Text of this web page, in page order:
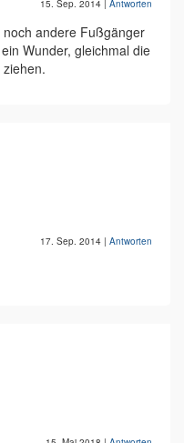
15. Sep. 2014 | Antworten
andere Fußgänger
Wunder, gleichmal die
17. Sep. 2014 | Antworten